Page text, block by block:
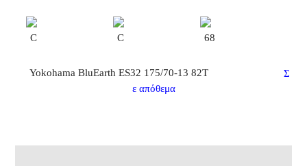
C C 68
Yokohama BluEarth ES32 175/70-13 82T
Σ
ε απόθεμα